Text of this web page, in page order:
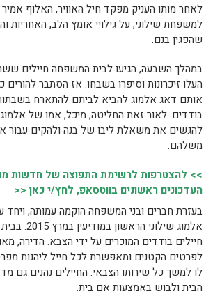
לאחר מותו העניק מפקד חיל האוויר, האלוף
למשפחת שילוני, על גילויי אומץ הלב, האחריות
שהפגין בנם.
במהלך השבעה, הגיעו לבית המשפחה חיילים
העלו זיכרונות וסיפרו בשבחו. אז הסתבר להורים
אותם דאג אלמוג להביא לביתם להתארח
בודדים. לאור זאת החליטה, מיכל, אמו של
להגשים את משאלת ליבו של בנה ולהקים עבור
משלהם.
>> להצטרפות לרשימת התפוצה של חדשות
העדכונים ראשונים בווטסאפ, לחץ/י כאן <<
בעזרת חברים ובני המשפחה הוקמה עמותה, ויחד
אלמוג שילוני
חיילים בודדים המוכרים על ידי הצבא. הדירה,
לפרטים הקטנים ומאפשרת לכל חייל ליהנות
לו למשך כל שירותו הצבאי. החיילים נהנים גם
הבית ולבוש באמצעות אם בית.